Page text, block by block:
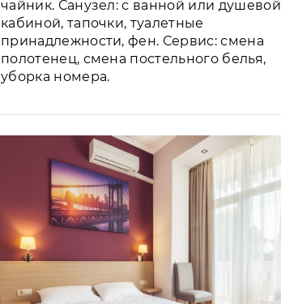
чайник. Санузел: с ванной или душевой
кабиной, тапочки, туалетные
принадлежности, фен. Сервис: смена
полотенец, смена постельного белья,
уборка номера.